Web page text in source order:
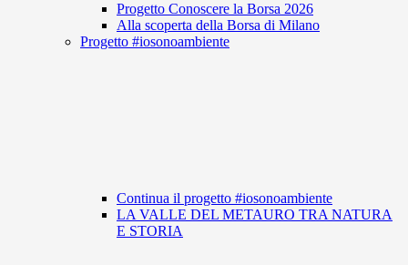
Progetto Conoscere la Borsa 2026
Alla scoperta della Borsa di Milano
Progetto #iosonoambiente
Continua il progetto #iosonoambiente
LA VALLE DEL METAURO TRA NATURA
E STORIA